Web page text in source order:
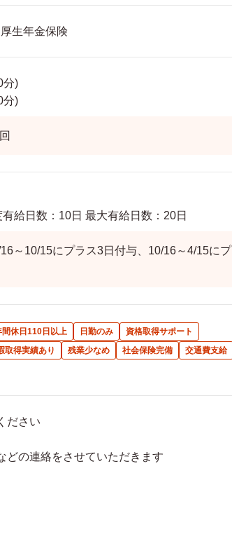
生年金保険
分)
分)
給日数：10日 最大有給日数：20日
10/15にプラス3日付与、10/16～4/15にプ
間休日110日以上 日勤のみ
資格取得サポート
取得実績あり 残業少なめ 社会保険完備
交通費支給
ださい
どの連絡をさせていただきます